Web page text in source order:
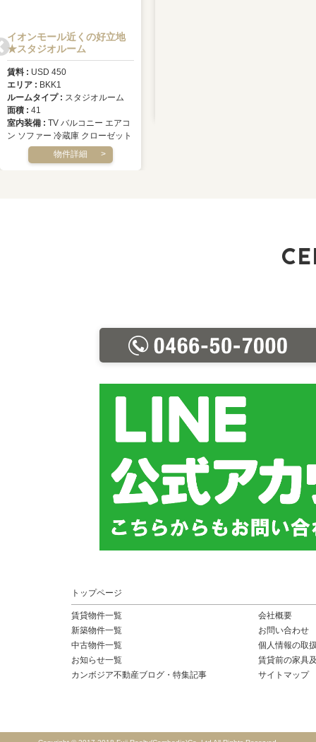
イオンモール近くの好立地
★スタジオルーム
賃料
USD 450
エリア
BKK1
ルームタイプ
スタジオルーム
面積
41
室内装備
TV バルコニー エアコ
ン ソファー 冷蔵庫 クローゼット
物件詳細
トップページ
賃貸物件一覧
新築物件一覧
中古物件一覧
お知らせ一覧
カンボジア不動産ブログ・特集記事
会社概要
お問い合わせ
個人情報の取
賃貸前の家具
サイトマップ